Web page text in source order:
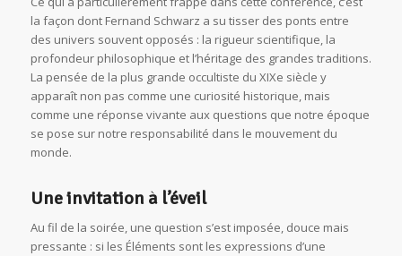
la façon dont Fernand Schwarz a su tisser des ponts entre
des univers souvent opposés : la rigueur scientifique, la
profondeur philosophique et l’héritage des grandes traditions.
La pensée de la plus grande occultiste du XIXe siècle y
apparaît non pas comme une curiosité historique, mais
comme une réponse vivante aux questions que notre époque
se pose sur notre responsabilité dans le mouvement du
monde.
Une invitation à l’éveil
Au fil de la soirée, une question s’est imposée, douce mais
pressante : si les Éléments sont les expressions d’une